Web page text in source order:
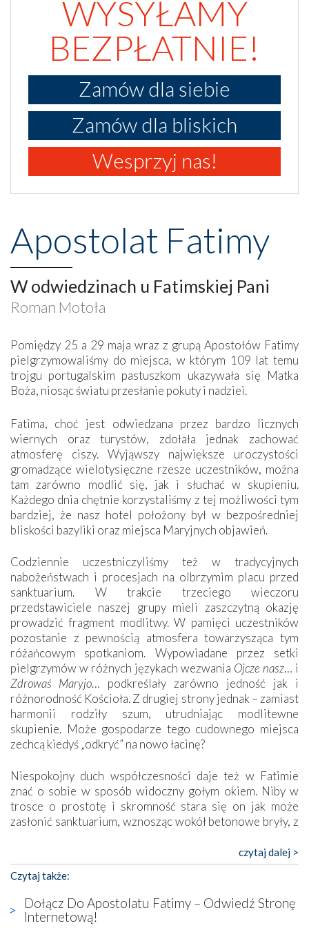
WYSYŁAMY
BEZPŁATNIE!
Zamów dla siebie
Zamów dla bliskich
Wesprzyj nas!
Apostolat Fatimy
W odwiedzinach u Fatimskiej Pani
Roman Motoła
Pomiędzy 25 a 29 maja wraz z grupą Apostołów Fatimy
pielgrzymowaliśmy do miejsca, w którym 109 lat temu
trojgu portugalskim pastuszkom ukazywała się Matka
Boża, niosąc światu przesłanie pokuty i nadziei.
Fatima, choć jest odwiedzana przez bardzo licznych
wiernych oraz turystów, zdołała jednak zachować
atmosferę ciszy. Wyjąwszy największe uroczystości
gromadzące wielotysięczne rzesze uczestników, można
tam zarówno modlić się, jak i słuchać w skupieniu.
Każdego dnia chętnie korzystaliśmy z tej możliwości tym
bardziej, że nasz hotel położony był w bezpośredniej
bliskości bazyliki oraz miejsca Maryjnych objawień.
Codziennie uczestniczyliśmy też w tradycyjnych
nabożeństwach i procesjach na olbrzymim placu przed
sanktuarium. W trakcie trzeciego wieczoru
przedstawiciele naszej grupy mieli zaszczytną okazję
prowadzić fragment modlitwy. W pamięci uczestników
pozostanie z pewnością atmosfera towarzysząca tym
różańcowym spotkaniom. Wypowiadane przez setki
pielgrzymów w różnych językach wezwania Ojcze nasz… i
Zdrowaś Maryjo… podkreślały zarówno jedność jak i
różnorodność Kościoła. Z drugiej strony jednak – zamiast
harmonii rodziły szum, utrudniając modlitewne
skupienie. Może gospodarze tego cudownego miejsca
zechcą kiedyś „odkryć” na nowo łacinę?
Niespokojny duch współczesności daje też w Fatimie
znać o sobie w sposób widoczny gołym okiem. Niby w
trosce o prostotę i skromność stara się on jak może
zasłonić sanktuarium, wznosząc wokół betonowe bryły, z
katolickiego kultu. Tylko co wspólnego z żywą,
autentyczną wiarą mogą mieć płaskie, szare bunkry albo
kaplice, w których Tabernakulum przypomina bardziej
skrzynkę na narzędzia? Albo co powiedzieć o ustawionym
tuż przy nowej bazylice wielkim krzyżu, na którym
czytaj dalej >
Czytaj także:
Dołącz Do Apostolatu Fatimy – Odwiedź Stronę
Internetową!